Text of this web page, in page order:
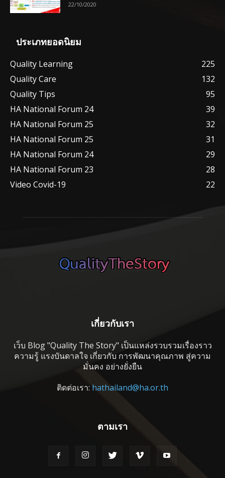
22/10/2020
ประเภทยอดนิยม
Quality Learning
225
Quality Care
132
Quality Tips
95
HA National Forum 24
39
HA National Forum 25
32
HA National Forum 25
31
HA National Forum 24
29
HA National Forum 23
28
Video Covid-19
22
เกี่ยวกับเรา
เว็บ Blog "Quality The Story" เป็นแหล่งรวบรวมเรื่องราว
ความรู้ แรงบันดาลใจ เกี่ยวกับ การพัฒนาคุณภาพ สู่ความ
มั่นคง อย่างยั่งยืน
ติดต่อเรา: hathailand@ha.or.th
ตามเรา